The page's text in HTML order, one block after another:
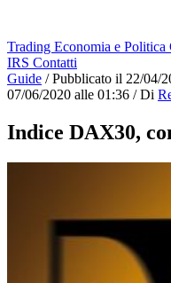
Trading Economia e Politica
IRS Contatti
Guide / Pubblicato il 22/04/
07/06/2020 alle 01:36 / Di
Indice DAX30,